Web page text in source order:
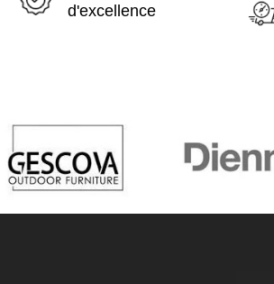
d'excellence